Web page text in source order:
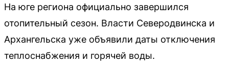
На юге региона официально завершился
отопительный сезон. Власти Северодвинска и
Архангельска уже объявили даты отключения
теплоснабжения и горячей воды.